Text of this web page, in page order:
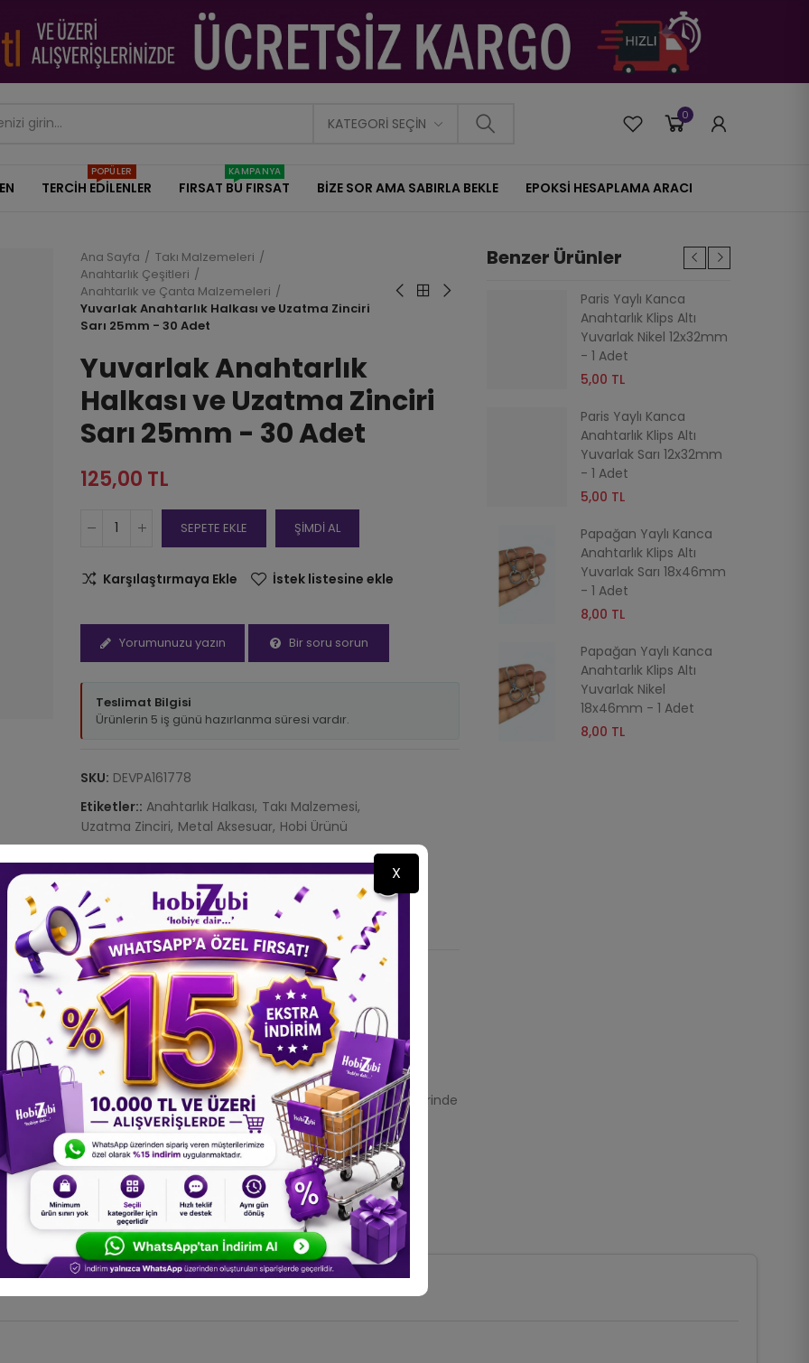
KATEGORI SEÇIN 0
TERCİH EDİLENLER
POPÜLER
FIRSAT BU FIRSAT
KAMPANYA
BİZE SOR AMA SABIRLA BEKLE EPOKSİ HESAPLAMA ARACI
Ana Sayfa
Takı Malzemeleri
Anahtarlık Çeşitleri
Anahtarlık ve Çanta Malzemeleri
Yuvarlak Anahtarlık Halkası ve Uzatma Zinciri
Sarı 25mm - 30 Adet
Yuvarlak Anahtarlık
Halkası ve Uzatma Zinciri
Sarı 25mm - 30 Adet
125,00 TL
SEPETE EKLE ŞİMDİ AL
Karşılaştırmaya Ekle İstek listesine ekle
Yorumunuzu yazın Bir soru sorun
Teslimat Bilgisi
Ürünlerin 5 iş günü hazırlanma süresi vardır.
SKU: DEVPA161778
Etiketler:: Anahtarlık Halkası Takı Malzemesi
Uzatma Zinciri Metal Aksesuar Hobi Ürünü
Ürün Detayları
25mm - 30 Adet
tasarımı sayesinde anahtarların ve aksesuarların güvenle
kullanım sunar. Anahtarlık, çanta aksesuarı, takı ve hobi projelerinde
için WhatsApp hattımız üzerinden bizimle iletişime
oluşabilir; sipariş verirken lütfen dikkate alınız.
Benzer Ürünler
Papağan Yaylı Kanca
Anahtarlık Klips Altı
18x35mm - 1 Adet
15,00 TL
Papağan Yaylı Kanca
Anahtarlık Çanta Askısı
Paris Yaylı Kanca
Anahtarlık Klips Altı
Yuvarlak Nikel 12x32mm
- 1 Adet
5,00 TL
Paris Yaylı Kanca
Anahtarlık Klips Altı
Yuvarlak Sarı 12x32mm
- 1 Adet
5,00 TL
Papağan Yaylı Kanca
Anahtarlık Klips Altı
Yuvarlak Sarı 18x46mm
- 1 Adet
8,00 TL
Papağan Yaylı Kanca
Anahtarlık Klips Altı
Yuvarlak Nikel
18x46mm - 1 Adet
8,00 TL
X